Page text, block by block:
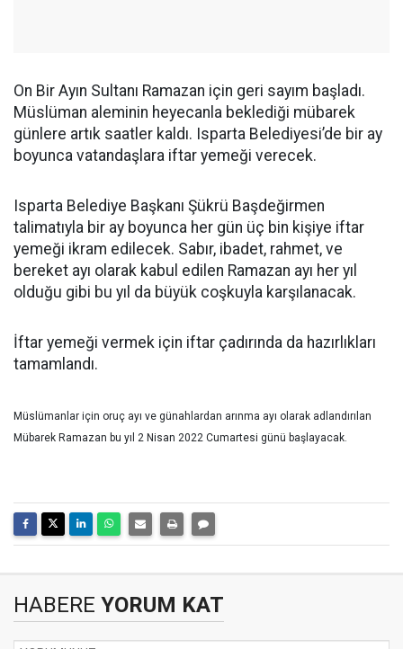
On Bir Ayın Sultanı Ramazan için geri sayım başladı.
Müslüman aleminin heyecanla beklediği mübarek
günlere artık saatler kaldı. Isparta Belediyesi’de bir ay
boyunca vatandaşlara iftar yemeği verecek.
Isparta Belediye Başkanı Şükrü Başdeğirmen
talimatıyla bir ay boyunca her gün üç bin kişiye iftar
yemeği ikram edilecek. Sabır, ibadet, rahmet, ve
bereket ayı olarak kabul edilen Ramazan ayı her yıl
olduğu gibi bu yıl da büyük coşkuyla karşılanacak.
İftar yemeği vermek için iftar çadırında da hazırlıkları
tamamlandı.
Müslümanlar için oruç ayı ve günahlardan arınma ayı olarak adlandırılan
Mübarek Ramazan bu yıl 2 Nisan 2022 Cumartesi günü başlayacak.
HABERE YORUM KAT